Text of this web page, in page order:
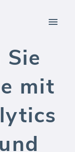
Sie
mit